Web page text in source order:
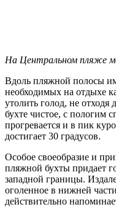
На Центральном пляже
Вдоль пляжной полосы
необходимых на отдыхе
утолить голод, не
бухте чистое, с пологим
прогревается и в пик
достигает 30 градусов.
Особое своеобразие и
пляжной бухты придает
западной границы.
оголенное в нижней
действительно